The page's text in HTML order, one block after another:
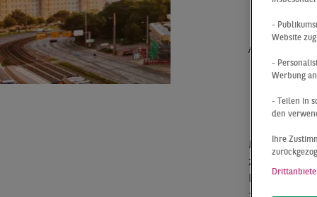
At a Glance
Mit einem
zum
Resultat
-
Website
-
Werbung
- Teilen in
den
Ihre